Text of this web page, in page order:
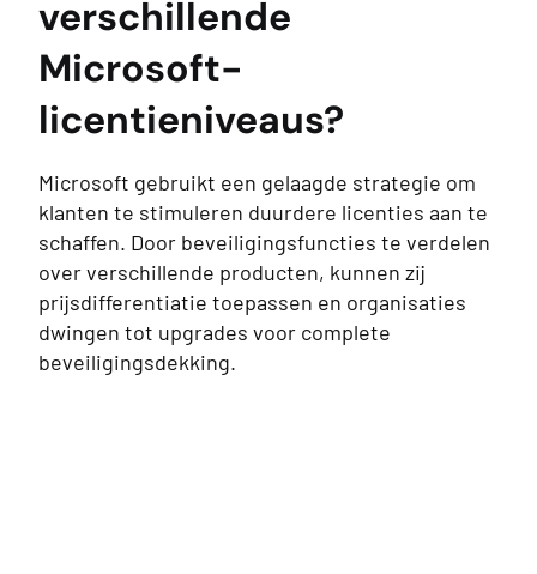
verschillende
Microsoft-
licentieniveaus?
Microsoft gebruikt een gelaagde strategie om
klanten te stimuleren duurdere licenties aan te
schaffen. Door beveiligingsfuncties te verdelen
over verschillende producten, kunnen zij
prijsdifferentiatie toepassen en organisaties
dwingen tot upgrades voor complete
beveiligingsdekking.